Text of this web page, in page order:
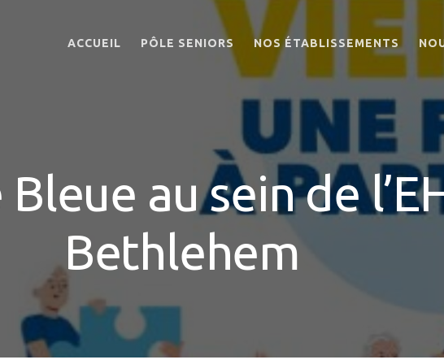
ACCUEIL PÔLE SENIORS
INFIRMIER DE NUIT
AUMÔNERIE
BIEN-ÊTRE DES
DÉVELOPPEMENT
DURABLE
NOS ÉTABLISSEMENTS
DIACONESSES
KOENIGSHOFFEN
EHPAD EMMAÜS-
STRASBOURG
CENTRE-VILLE
EHPAD LES QUATRE
au sein de
Bethlehem